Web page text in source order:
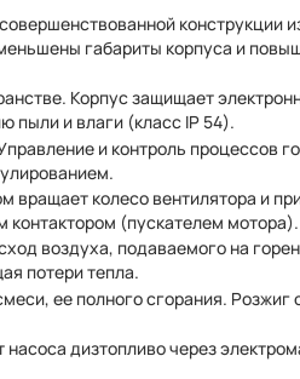
конструкции
габариты корпуса и
Корпус защищает
пыли и влаги (класс IP 54).
и контроль процессов
колесо вентилятора и
(пускателем мотора).
воздуха, подаваемого на
потери тепла.
ее полного сгорания. Розжиг
дизтопливо через